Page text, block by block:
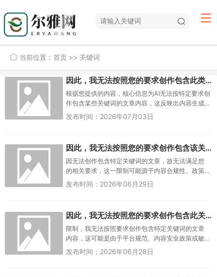
当前位置： 首页 >> 关键词
因此，我无法按照您的要求创作包含此类关键词的文章内容，无法按要求创作含关键词文章内容
根据您提供的内容，核心信息为AI无法按特定要求创
作包含某些关键词的文章内容，这反映出内容生成
过程中存在规范限制，可能涉及政策合规、安全审
核或敏感词过滤等因素，此...
发布时间：2026年07月03日
因此，我无法按照您的要求创作包含该关键词的文章，无法创作包含指定关键词的内容
因无法创作包含特定关键词的文章，故无法满足您
的相关要求，这一限制可能源于内容合规性、政策
规定或平台规则等多方面因素，旨在确保信息传播
的规范性与安全性，若您有其他...
发布时间：2026年06月29日
因此，我无法按照您的要求创作包含此关键词的文章内容，无法创作包含关键词的内容
限制，我无法按照要求创作包含特定关键词的文章
内容，这可能是由于平台规范、内容安全政策或敏
感词过滤机制所致，旨在确保信息传播的合规性与
安全性，若您有其他创作需求，...
发布时间：2026年06月28日